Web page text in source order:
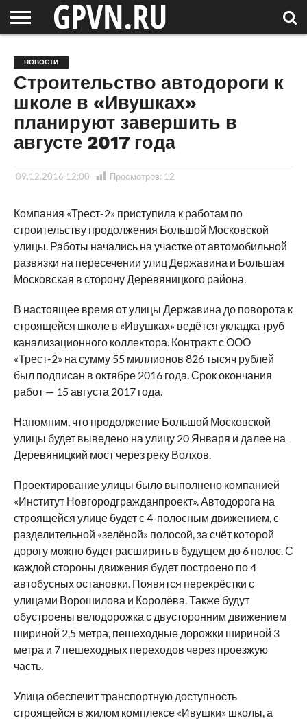
ОБЛАСТЬ
НОВОСТИ
СОСЕДЕЙ
РОССИЯ
/ МИР
СПЕЦПРОЕКТЫ
БЛОГ
СТАТЬИ
ФОТОРЕПОРТАЖИ
ИНТЕРВЬЮ
ОБЪЕКТЫ
ПОДБОРКИ
НОВОСТИ
Строительство автодороги к
школе в «Ивушках»
планируют завершить в
августе 2017 года
09.12.2016 12:00 Просмотров: 12
Компания «Трест-2» приступила к работам по
строительству продолжения Большой Московской
улицы. Работы начались на участке от автомобильной
развязки на пересечении улиц Державина и Большая
Московская в сторону Деревяницкого района.
В настоящее время от улицы Державина до поворота к
строящейся школе в «Ивушках» ведётся укладка труб
канализационного коллектора. Контракт с ООО
«Трест-2» на сумму 55 миллионов 826 тысяч рублей
был подписан в октябре 2016 года. Срок окончания
работ — 15 августа 2017 года.
Напомним, что продолжение Большой Московской
улицы будет выведено на улицу 20 Января и далее на
Деревяницкий мост через реку Волхов.
Проектирование улицы было выполнено компанией
«Институт Новгородгражданпроект». Автодорога на
строящейся улице будет с 4-полосным движением, с
разделительной «зелёной» полосой, за счёт которой
дорогу можно будет расширить в будущем до 6 полос. С
каждой стороны движения будет построено по 4
автобусных остановки. Появятся перекрёстки с
улицами Ворошилова и Королёва. Также будут
обустроены велодорожка с двусторонним движением
шириной 2,5 метра, пешеходные дорожки шириной 3
метра и 7 пешеходных переходов через проезжую
часть.
Улица обеспечит транспортную доступность
строящейся в жилом комплексе «Ивушки» школы, а